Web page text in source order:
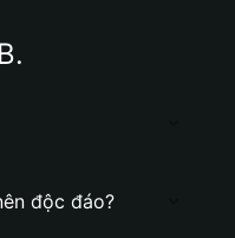
độc đáo?